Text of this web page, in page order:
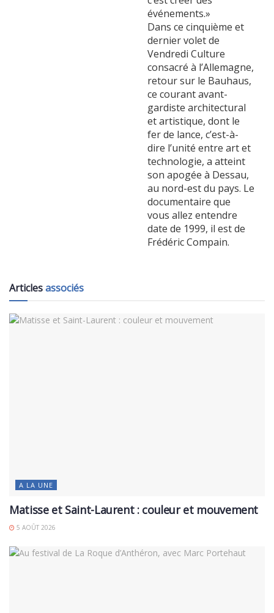
événements.»
Dans ce cinquième et
dernier volet de
Vendredi Culture
consacré à l’Allemagne,
retour sur le Bauhaus,
ce courant avant-
gardiste architectural
et artistique, dont le
fer de lance, c’est-à-
dire l’unité entre art et
technologie, a atteint
son apogée à Dessau,
au nord-est du pays. Le
documentaire que
vous allez entendre
date de 1999, il est de
Frédéric Compain.
Articlesassociés
A LA UNE
Matisse et Saint-Laurent : couleur et mouvement
5 AOÛT 2026